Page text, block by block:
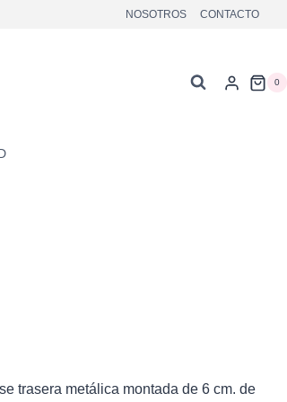
NOSOTROS CONTACTO
0
trasera metálica montada de 6 cm. de